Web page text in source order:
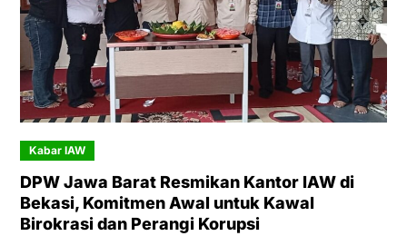
Kabar IAW
DPW Jawa Barat Resmikan Kantor IAW di
Bekasi, Komitmen Awal untuk Kawal
Birokrasi dan Perangi Korupsi